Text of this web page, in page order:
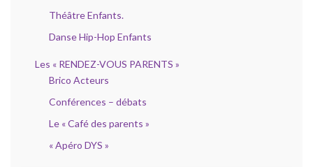
Théâtre Enfants.
Danse Hip-Hop Enfants
Les « RENDEZ-VOUS PARENTS »
Brico Acteurs
Conférences – débats
Le « Café des parents »
« Apéro DYS »